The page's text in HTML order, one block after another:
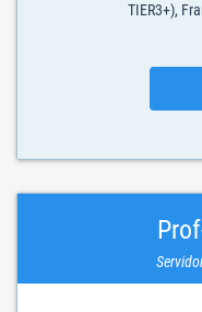
TIER3+),